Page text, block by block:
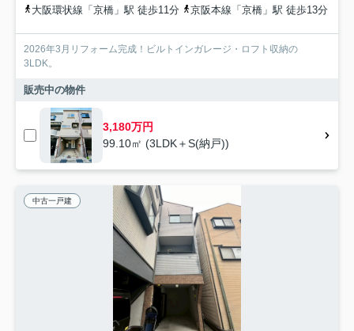
大阪環状線「京橋」駅 徒歩11分
京阪本線「京橋」駅 徒歩13分
2026年3月リフォーム完成！ビルトインガレージ・ロフト収納の
3LDK。
販売中の物件
3,180万円
99.10㎡ (3LDK＋S(納戸))
中古一戸建